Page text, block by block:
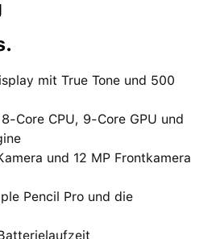
mit True Tone und 500
Core CPU, 9-Core GPU und
und 12 MP Frontkamera
Pencil Pro und die